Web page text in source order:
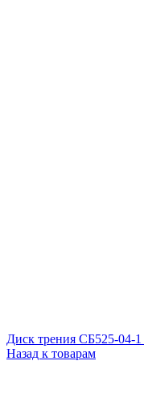
Диск трения СБ525-04-1
Назад к товарам